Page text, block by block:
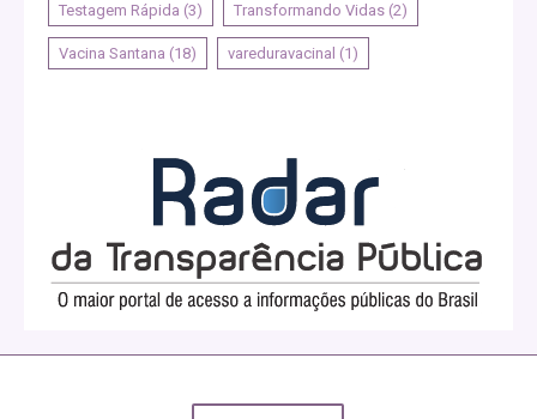
Testagem Rápida (3) Transformando Vidas (2)
Vacina Santana (18) vareduravacinal (1)